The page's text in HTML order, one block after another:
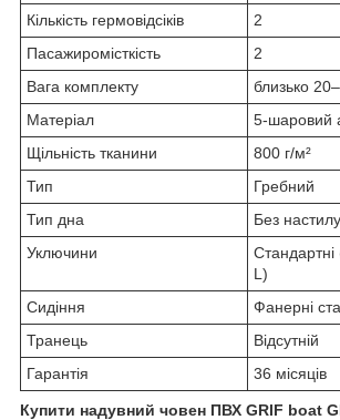
Кількість гермовідсіків
2
Пасажиромісткість
2
Вага комплекту
близько
Матеріал
5-шаровий
Щільність тканини
800 г/м²
Тип
Гребний
Тип дна
Без настилу
Уключини
Стандартні
L)
Сидіння
Фанерні
Транець
Відсутній
Гарантія
36 місяців
Купити надувний човен ПВХ GRIF boat